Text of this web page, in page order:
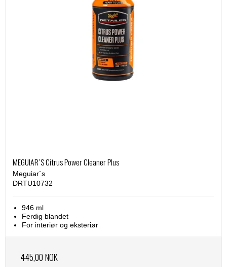
MEGUIAR`S Citrus Power Cleaner Plus
Meguiar`s
DRTU10732
946 ml
Ferdig blandet
For interiør og eksteriør
445,00 NOK